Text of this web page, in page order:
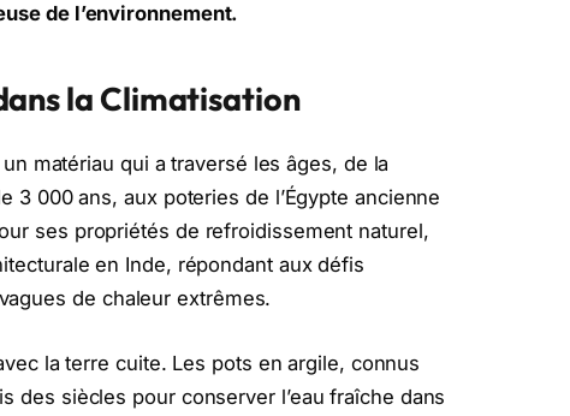
de l’environnement.
la Climatisation
matériau qui a traversé les âges, de la
3 000 ans, aux poteries de l’Égypte ancienne
ses propriétés de refroidissement naturel,
en Inde, répondant aux défis
de chaleur extrêmes.
la terre cuite. Les pots en argile, connus
des siècles pour conserver l’eau fraîche dans